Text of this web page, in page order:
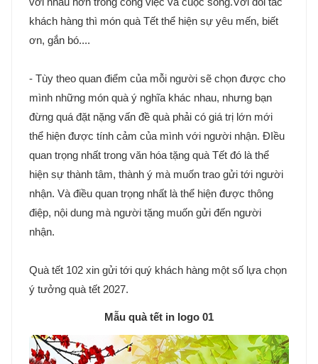
khách hàng thì món quà Tết thể hiện sự yêu mến, biết
ơn, gắn bó....
- Tùy theo quan điểm của mỗi người sẽ chọn được cho
mình những món quà ý nghĩa khác nhau, nhưng bạn
đừng quá đặt nặng vấn đề quà phải có giá trị lớn mới
thể hiện được tính cảm của mình với người nhận. ĐIều
quan trọng nhất trong văn hóa tặng quà Tết đó là thể
hiện sự thành tâm, thành ý mà muốn trao gửi tới người
nhận. Và điều quan trọng nhất là thể hiện được thông
điệp, nội dung mà người tặng muốn gửi đến người
nhận.
Quà tết 102 xin gửi tới quý khách hàng một số lựa chọn
ý tưởng quà tết 2027.
Mẫu quà tết in logo 01